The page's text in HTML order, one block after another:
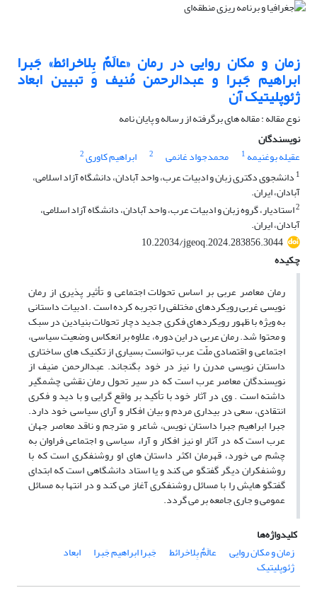
زمان و مکان روایی در رمان «عالَمٌ بِلاخرائط» جَبرا
ابراهیم جَبرا و عبدالرحمن مُنیف و تبیین ابعاد
ژئوپلیتیک آن
نوع مقاله : مقاله های برگرفته از رساله و پایان نامه
نویسندگان
عقیله بوغنیمه 1 محمدجواد غانمی 2 ابراهیم کاوری2
1 دانشجوی دکتری زبان و ادبیات عرب، واحد آبادان، دانشگاه آزاد اسلامی،
آبادان، ایران.
2استادیار، گروه زبان و ادبیات عرب، واحد آبادان، دانشگاه آزاد اسلامی،
آبادان، ایران.
10.22034/jgeoq.2024.283856.3044
چکیده
رمان معاصر عربی بر اساس تحولات اجتماعی و تأثیر پذیری از رمان
نویسی غربی رویکردهای مختلفی را تجربه کرده است . ادبیات داستانی
به ویژه با ظهور رویکردهای فکری جدید دچار تحولات بنیادین در سبک
و محتوا شد. رمان عربی در این دوره، علاوه بر انعکاس وضعیت سیاسی،
اجتماعی و اقتصادی ملّت عرب توانست بسیاری از تکنیک های ساختاری
داستان نویسی مدرن را نیز در خود بگنجاند. عبدالرحمن منیف از
نویسندگان معاصر عرب است که در سیر تحول رمان نقشی چشمگیر
داشته است . وی در آثار خود با تأکید بر واقع گرایی و با دید و فکری
انتقادی، سعی در بیداری مردم و بیان افکار و آرای سیاسی خود دارد.
جبرا ابراهیم جبرا داستان نویس، شاعر و مترجم و ناقد معاصر جهان
عرب است که در آثار او نیز افکار و آراء سیاسی و اجتماعی فراوان به
چشم می خورد، قهرمان اکثر داستان های او روشنفکری است که با
روشنفکران دیگر گفتگو می کند و یا استاد دانشگاهی است که ابتدای
گفتگو هایش را با مسائل روشنفکری آغاز می کند و در انتها به مسائل
عمومی و جاری جامعه بر می گردد.
کلیدواژه‌ها
زمان و مکان روایی
عالَمٌ بِلاخرائط جَبرا ابراهیم جَبرا ابعاد
ژئوپلیتیک